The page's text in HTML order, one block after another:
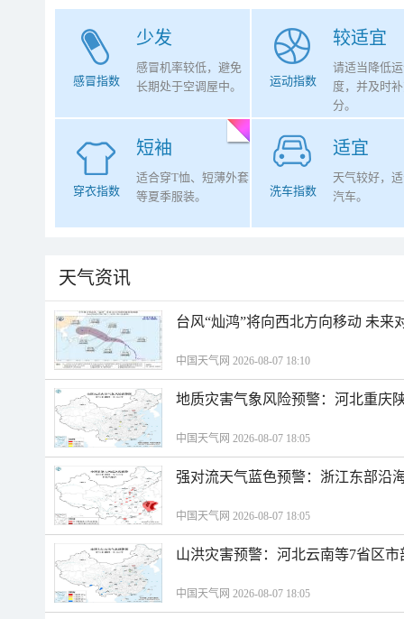
少发
感冒指数
感冒机率较低，避免
长期处于空调屋中。
较适宜
运动指数
请适当降低
度，并及时
分。
短袖
穿衣指数
适合穿T恤、短薄外套
等夏季服装。
适宜
洗车指数
天气较好，
汽车。
天气资讯
台风“灿鸿”将向西北方向移动 未来
中国天气网 2026-08-07 18:10
地质灾害气象风险预警：河北重庆
中国天气网 2026-08-07 18:05
强对流天气蓝色预警：浙江东部沿
中国天气网 2026-08-07 18:05
山洪灾害预警：河北云南等7省区
中国天气网 2026-08-07 18:05